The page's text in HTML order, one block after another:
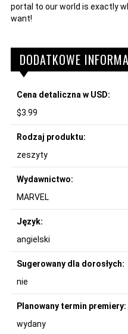
portal to our world is exactly
want!
DODATKOWE
Cena detaliczna w USD:
$3.99
Rodzaj produktu:
zeszyty
Wydawnictwo:
MARVEL
Język:
angielski
Sugerowany dla dorosłych:
nie
Planowany termin premiery:
wydany